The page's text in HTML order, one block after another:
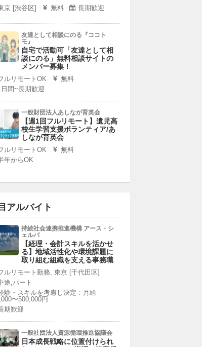
京 [渋谷区] 無料 長期歓迎
友達として相談にのる『ココト
モ』
自宅で活動可「友達として相
談にのる」無料相談サイトの
メンバー募集！
ルリモートOK
無料
日間~長期歓迎
一般財団法人あしなが育英会
【週1回フルリモート】遺児高
校生学習支援ボランティア/あ
しなが育英会
ルリモートOK
無料
年からOK
アルバイト
持続社会連携推進機構 アース・シ
ェルパ
【経理・会計スキルを活かせ
る】地域活性化や環境課題に
取り組む組織を支える事務職
ルリモート勤務, 東京 [千代田区]
途,パート
験・スキルを考慮し決定：月給
〜500,000円
期歓迎
一般社団法人資源循環推進協議会
日本成長戦略に位置付けられ